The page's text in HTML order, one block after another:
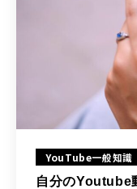
YouTube一般知識
自分のYoutube